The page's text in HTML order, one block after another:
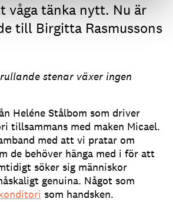
våga tänka nytt. Nu är
till Birgitta Rasmussons
stenar växer ingen
Heléne Stålbom som driver
tillsammans med maken Micael.
med att vi pratar om
de behöver hänga med i för att
söker sig människor
genuina. Något som
som handsken.